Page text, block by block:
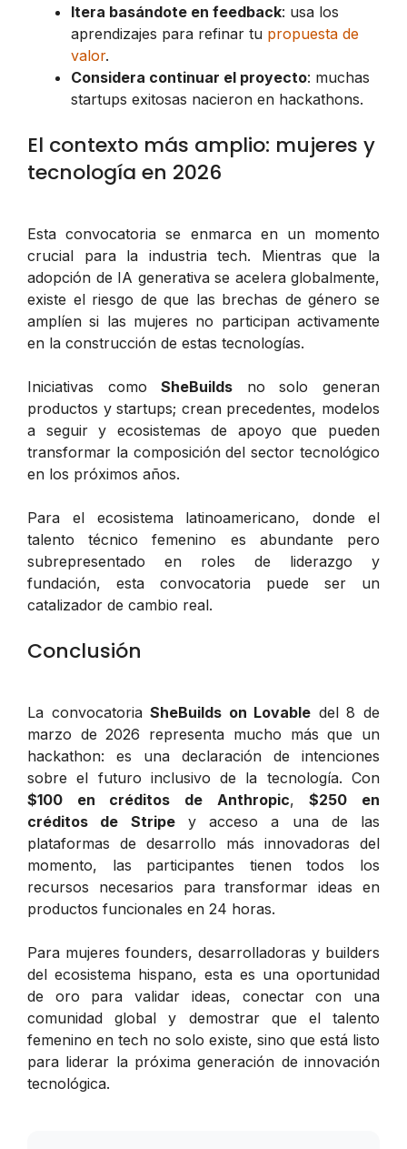
Itera basándote en feedback: usa los
aprendizajes para refinar tu propuesta de
valor.
Considera continuar el proyecto: muchas
startups exitosas nacieron en hackathons.
El contexto más amplio: mujeres y
tecnología en 2026
Esta convocatoria se enmarca en un momento
crucial para la industria tech. Mientras que la
adopción de IA generativa se acelera globalmente,
existe el riesgo de que las brechas de género se
amplíen si las mujeres no participan activamente
en la construcción de estas tecnologías.
Iniciativas comoSheBuilds no solo generan
productos y startups; crean precedentes, modelos
a seguir y ecosistemas de apoyo que pueden
transformar la composición del sector tecnológico
en los próximos años.
Para el ecosistema latinoamericano, donde el
talento técnico femenino es abundante pero
subrepresentado en roles de liderazgo y
fundación, esta convocatoria puede ser un
catalizador de cambio real.
Conclusión
La convocatoriaSheBuilds on Lovable del 8 de
marzo de 2026 representa mucho más que un
hackathon: es una declaración de intenciones
sobre el futuro inclusivo de la tecnología. Con
$100 en créditos de Anthropic,$250 en
créditos de Stripey acceso a una de las
plataformas de desarrollo más innovadoras del
momento, las participantes tienen todos los
recursos necesarios para transformar ideas en
productos funcionales en 24 horas.
Para mujeres founders, desarrolladoras y builders
del ecosistema hispano, esta es una oportunidad
de oro para validar ideas, conectar con una
comunidad global y demostrar que el talento
femenino en tech no solo existe, sino que está listo
para liderar la próxima generación de innovación
tecnológica.